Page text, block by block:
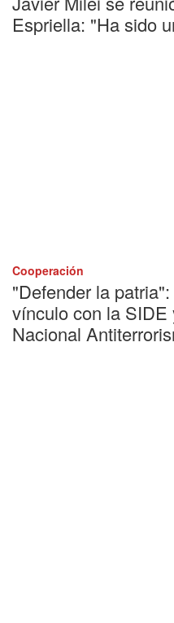
Espriella: "Ha sido
Cooperación
"Defender la
vínculo con la
Nacional